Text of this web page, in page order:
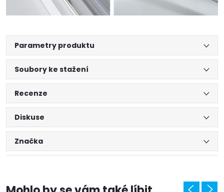
Parametry produktu
Soubory ke stažení
Recenze
Diskuse
Značka